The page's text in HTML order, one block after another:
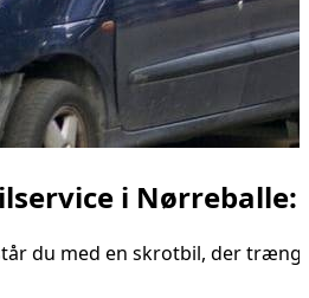
i
du med en skrotbil, der